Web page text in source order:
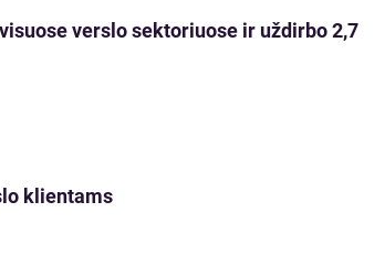
verslo sektoriuose ir uždirbo 2,7
klientams